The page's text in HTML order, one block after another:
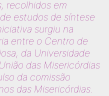
recolhidos em
estudos de síntese
surgiu na
entre o Centro de
da Universidade
das Misericórdias
da comissão
das Misericórdias.